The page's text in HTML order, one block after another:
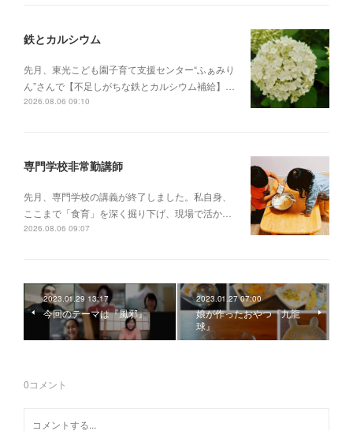
鉄とカルシウム
先月、東光こども園子育て支援センター“ふぁみり
ん”さんで【不足しがちな鉄とカルシウム補給】…
2026.08.06 09:10
専門学校非常勤講師
先月、専門学校の講義が終了しました。私自身、
ここまで「食育」を深く掘り下げ、現場で活か…
2026.08.06 09:07
2023.01.29 13:17
今回のテーマは『風邪』
2023.01.27 07:00
娘が作ったおやつ『九龍
球』
0コメント